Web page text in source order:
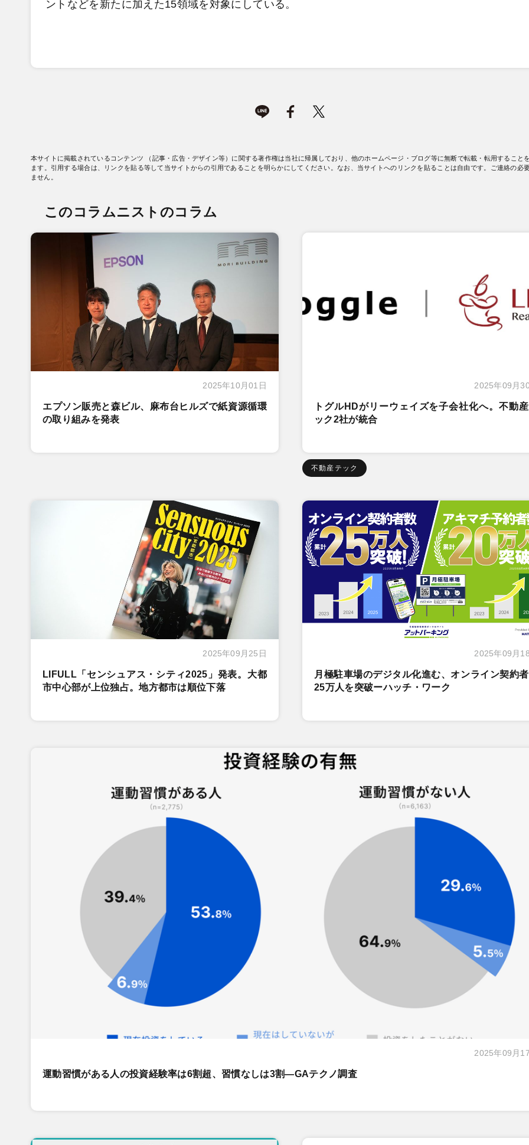
ントなどを新たに加えた15領域を対象にしている。
本サイトに掲載されているコンテンツ （記事・広告・デザイン等）に関する著作権は当社に帰属しており、他のホームページ・ブログ等に無断で転載・転用すること
ます。引用する場合は、リンクを貼る等して当サイトからの引用であることを明らかにしてください。なお、当サイトへのリンクを貼ることは自由です。ご連絡の必
ません。
このコラムニストのコラム
2025年10月01日
エプソン販売と森ビル、麻布台ヒルズで紙資源循環
の取り組みを発表
2025年09月
トグルHDがリーウェイズを子会社化へ。不動
ック2社が統合
不動産テック
2025年09月25日
LIFULL「センシュアス・シティ2025」発表。大都
市中心部が上位独占。地方都市は順位下落
2025年09月
月極駐車場のデジタル化進む、オンライン契約
25万人を突破ーハッチ・ワーク
2025年09月
運動習慣がある人の投資経験率は6割超、習慣なしは3割―GAテクノ調査